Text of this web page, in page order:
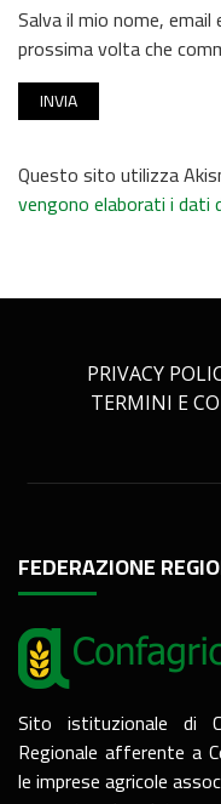
Salva il mio nome,
prossima volta che
Questo sito utilizza
vengono elaborati i dati
PRIVACY
TERMINI E
FEDERAZIONE
Sito istituzionale di
Regionale afferente a
le imprese agricole